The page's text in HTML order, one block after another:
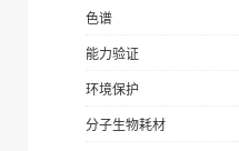
色谱
能力验证
环境保护
分子生物耗材